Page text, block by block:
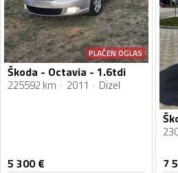
PLAĆEN OGLAS
Škoda - Octavia - 1.6tdi
225592 km 2011 Dizel
5 300€ 7